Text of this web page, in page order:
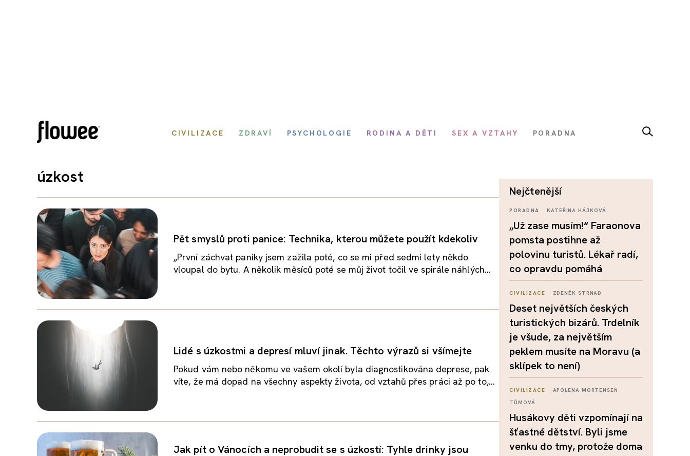
CIVILIZACE ZDRAVÍ PSYCHOLOGIE RODINA A DĚTI SEX A VZTAHY PORADNA
úzkost
Pět smyslů proti panice: Technika, kterou můžete použít kdekoliv
„První záchvat paniky jsem zažila poté, co se mi před sedmi lety někdo
vloupal do bytu. A několik měsíců poté se můj život točil ve spirále náhlých...
Lidé s úzkostmi a depresí mluví jinak. Těchto výrazů si všímejte
Pokud vám nebo někomu ve vašem okolí byla diagnostikována deprese, pak
víte, že má dopad na všechny aspekty života, od vztahů přes práci až po to,...
Jak pít o Vánocích a neprobudit se s úzkostí: Tyhle drinky jsou
nejčtenější
PORADNA KATEŘINA HÁJKOVÁ
„Už zase musím!“ Faraonova
pomsta postihne až
polovinu turistů. Lékař radí,
co opravdu pomáhá
CIVILIZACE ZDENĚK STRNAD
Deset největších českých
turistických bizárů. Trdelník
je všude, za největším
peklem musíte na Moravu (a
sklípek to není)
CIVILIZACE
APOLENA MORTENSEN
TŮMOVÁ
Husákovy děti vzpomínají na
šťastné dětství. Byli jsme
venku do tmy, protože doma